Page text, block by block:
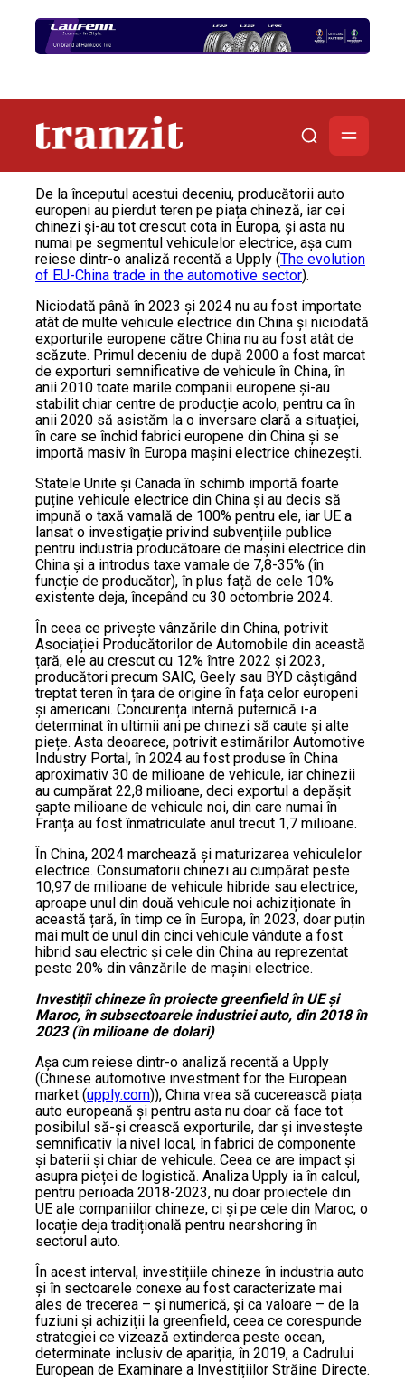
De la începutul acestui deceniu, producătorii auto
europeni au pierdut teren pe piața chineză, iar cei
chinezi și-au tot crescut cota în Europa, și asta nu
numai pe segmentul vehiculelor electrice, așa cum
reiese dintr-o analiză recentă a Upply (The evolution
of EU-China trade in the automotive sector).
Niciodată până în 2023 și 2024 nu au fost importate
atât de multe vehicule electrice din China și niciodată
exporturile europene către China nu au fost atât de
scăzute. Primul deceniu de după 2000 a fost marcat
de exporturi semnificative de vehicule în China, în
anii 2010 toate marile companii europene și-au
stabilit chiar centre de producție acolo, pentru ca în
anii 2020 să asistăm la o inversare clară a situației,
în care se închid fabrici europene din China și se
importă masiv în Europa mașini electrice chinezești.
Statele Unite și Canada în schimb importă foarte
puține vehicule electrice din China și au decis să
impună o taxă vamală de 100% pentru ele, iar UE a
lansat o investigație privind subvențiile publice
pentru industria producătoare de mașini electrice din
China și a introdus taxe vamale de 7,8-35% (în
funcție de producător), în plus față de cele 10%
existente deja, începând cu 30 octombrie 2024.
În ceea ce privește vânzările din China, potrivit
Asociației Producătorilor de Automobile din această
țară, ele au crescut cu 12% între 2022 și 2023,
producători precum SAIC, Geely sau BYD câștigând
treptat teren în țara de origine în fața celor europeni
și americani. Concurența internă puternică i-a
determinat în ultimii ani pe chinezi să caute și alte
piețe. Asta deoarece, potrivit estimărilor Automotive
Industry Portal, în 2024 au fost produse în China
aproximativ 30 de milioane de vehicule, iar chinezii
au cumpărat 22,8 milioane, deci exportul a depășit
șapte milioane de vehicule noi, din care numai în
Franța au fost înmatriculate anul trecut 1,7 milioane.
În China, 2024 marchează și maturizarea vehiculelor
electrice. Consumatorii chinezi au cumpărat peste
10,97 de milioane de vehicule hibride sau electrice,
aproape unul din două vehicule noi achiziționate în
această țară, în timp ce în Europa, în 2023, doar puțin
mai mult de unul din cinci vehicule vândute a fost
hibrid sau electric și cele din China au reprezentat
peste 20% din vânzările de mașini electrice.
Investiții chineze în proiecte greenfield în UE și
Maroc, în subsectoarele industriei auto, din 2018 în
2023 (în milioane de dolari)
Așa cum reiese dintr-o analiză recentă a Upply
(Chinese automotive investment for the European
market (upply.com)), China vrea să cucerească piața
auto europeană și pentru asta nu doar că face tot
posibilul să-și crească exporturile, dar și investește
semnificativ la nivel local, în fabrici de componente
și baterii și chiar de vehicule. Ceea ce are impact și
asupra pieței de logistică. Analiza Upply ia în calcul,
pentru perioada 2018-2023, nu doar proiectele din
UE ale companiilor chineze, ci și pe cele din Maroc, o
locație deja tradițională pentru nearshoring în
sectorul auto.
În acest interval, investițiile chineze în industria auto
și în sectoarele conexe au fost caracterizate mai
ales de trecerea – și numerică, și ca valoare – de la
fuziuni și achiziții la greenfield, ceea ce corespunde
strategiei ce vizează extinderea peste ocean,
determinate inclusiv de apariția, în 2019, a Cadrului
European de Examinare a Investițiilor Străine Directe.